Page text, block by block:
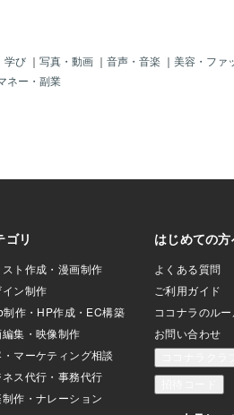
使いまわされるためな
がりませんでした。そ
そこで、(イラストレー
制作しイラストを必要と
ン会社や広告代理店、大
みに行き
て動画を作って
動画の目的とタ
で華やかな編集
成を考える 動
まったら、次に
う。動画の構成
序、ポ
学び ｜ 写真・動画 ｜ 音声・音楽 ｜ 美容・ファ
ネー・副業